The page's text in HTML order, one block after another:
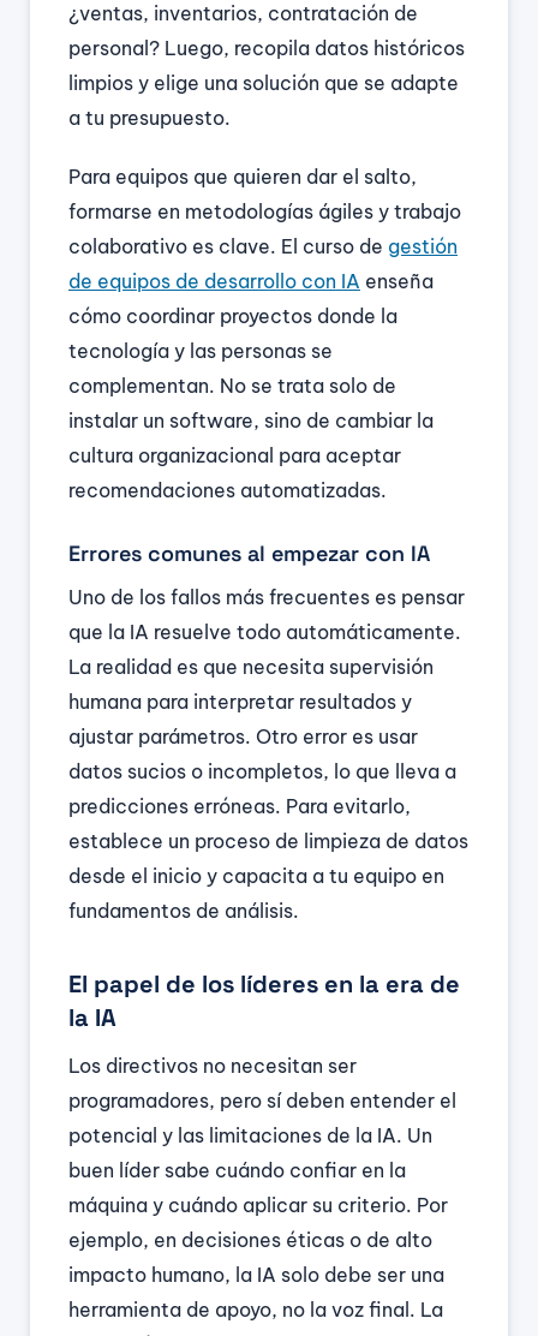
¿ventas, inventarios, contratación de
personal? Luego, recopila datos históricos
limpios y elige una solución que se adapte
a tu presupuesto.
Para equipos que quieren dar el salto,
formarse en metodologías ágiles y trabajo
colaborativo es clave. El curso de gestión
de equipos de desarrollo con IA enseña
cómo coordinar proyectos donde la
tecnología y las personas se
complementan. No se trata solo de
instalar un software, sino de cambiar la
cultura organizacional para aceptar
recomendaciones automatizadas.
Errores comunes al empezar con IA
Uno de los fallos más frecuentes es pensar
que la IA resuelve todo automáticamente.
La realidad es que necesita supervisión
humana para interpretar resultados y
ajustar parámetros. Otro error es usar
datos sucios o incompletos, lo que lleva a
predicciones erróneas. Para evitarlo,
establece un proceso de limpieza de datos
desde el inicio y capacita a tu equipo en
fundamentos de análisis.
El papel de los líderes en la era de
la IA
Los directivos no necesitan ser
programadores, pero sí deben entender el
potencial y las limitaciones de la IA. Un
buen líder sabe cuándo confiar en la
máquina y cuándo aplicar su criterio. Por
ejemplo, en decisiones éticas o de alto
impacto humano, la IA solo debe ser una
herramienta de apoyo, no la voz final. La